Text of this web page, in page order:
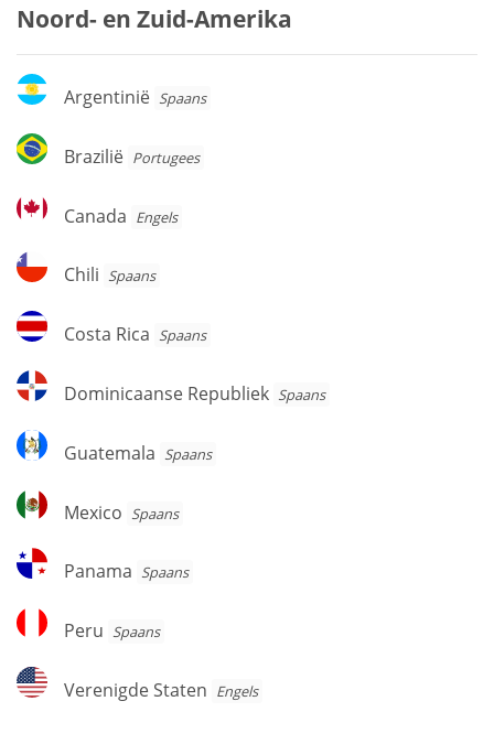
Noord- en Zuid-Amerika
Argentinië
Argentinië Spaans
Brazilië
Brazilië Portugees
Canada
Canada Engels
Chili
Chili Spaans
Costa
Rica
Costa Rica Spaans
Dominicaanse
Republiek
Dominicaanse Republiek Spaans
Guatemala
Guatemala Spaans
Mexico
Mexico Spaans
Panama
Panama Spaans
Peru
Peru Spaans
Verenigde
Staten
Verenigde Staten Engels